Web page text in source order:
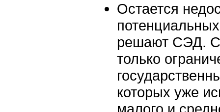
Остается
решают СЭД.
только
которых уже